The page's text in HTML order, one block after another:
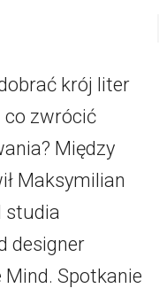
krój liter
co zwrócić
Między
Maksymilian
studia
designer
Spotkanie